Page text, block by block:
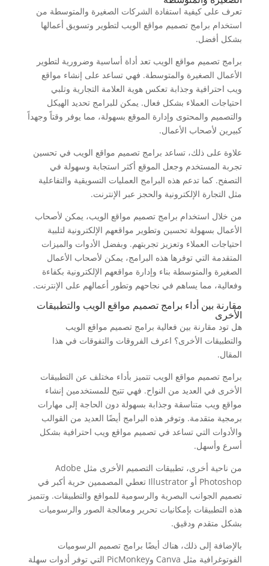
تعرف على كيفية استفادة الشركات الصغيرة والمتوسطة من
استخدام برامج تصميم مواقع الويب لتطوير وتسويق أعمالها
بشكل أفضل.
برامج تصميم مواقع الويب تعد أداة أساسية وضرورية لتطوير
الأعمال الصغيرة والمتوسطة. فهي تساعد على إنشاء مواقع
ويب احترافية وجذابة تعكس هوية العلامة التجارية وتلبي
احتياجات العملاء بشكل فعال. يمكن للبرامج تحديد الهيكل
والتصميم والمحتوى وإدارة الموقع بسهولة، مما يوفر وقتاً وجهداً
كبيرين لأصحاب الأعمال.
علاوة على ذلك، تساعد برامج تصميم مواقع الويب في تحسين
تجربة المستخدم وجعل الموقع أكثر استجابة وسهولة في
التصفح. كما تدعم هذه البرامج العمليات التسويقية والتفاعلية
مثل التجارة الإلكترونية والحجز عبر الإنترنت.
من خلال استخدام برامج تصميم مواقع الويب، يمكن لأصحاب
الأعمال بسهولة تحسين وتطوير مواقعهم الإلكترونية لتلبية
احتياجات العملاء وتعزيز تجربتهم. وبفضل الأدوات والميزات
المتقدمة التي توفرها هذه البرامج، يمكن لأصحاب الأعمال
الصغيرة والمتوسطة بناء وإدارة مواقعهم الإلكترونية بكفاءة
وفعالية، مما يساهم في نجاحهم وتطور أعمالهم على الإنترنت.
مقارنة بين أداء برامج تصميم مواقع الويب والتطبيقات
الأخرى
هل تود مقارنة بين فعالية برامج تصميم مواقع الويب
والتطبيقات الأخرى؟ اعرف الفروقات والتفوقات في هذا
المقال.
برامج تصميم مواقع الويب تتميز بأداء مختلف عن التطبيقات
الأخرى في العديد من النواح. فهي تتيح للمستخدمين إنشاء
مواقع ويب متناسقة وجذابة بسهولة دون الحاجة إلى مهارات
برمجية متقدمة. وتوفر هذه البرامج أيضًا العديد من القوالب
والأدوات التي تساعد في تصميم مواقع ويب احترافية بشكل
أسرع وأسهل.
من ناحية أخرى، تطبيقات التصميم الأخرى مثل Adobe
Photoshop أو Illustrator تعطي المصممين حرية أكبر في
تصميم الجوانب البصرية والرسومية للمواقع والتطبيقات. وتتميز
هذه التطبيقات بإمكانيات تحرير ومعالجة الصور والرسوميات
بشكل متقدم ودقيق.
بالإضافة إلى ذلك، هناك أيضًا برامج تصميم الرسوميات
الفوتوغرافية مثل Canva وPicMonkey التي توفر أدوات سهلة